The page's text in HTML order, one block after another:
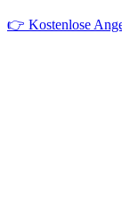
👉 Kostenlose